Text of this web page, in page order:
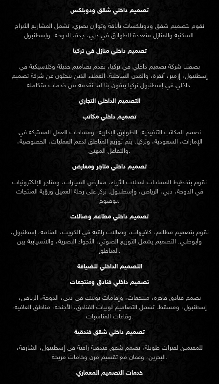
تصميم داخلي شقق ودوبلكس
نقوم بتصميم شقق ودوبلكسات بأناقة وتوازن بصري. تشمل المشاريع الأبراج
السكنية والمنازل متعددة الطوابق في دبي، جدة، الدوحة، وإسطنبول.
تصميم داخلي منازل في تركيا
بصفتنا شركة تصميم داخلي في تركيا، نقدم تصاميم حديثة وكلاسيكية في
إسطنبول، إزمير، أنقرة، والمدن الساحلية. العملاء الذين يبحثون عن شركة تصميم
داخلي في إسطنبولتركيا يثقون بنا لما نقدمه من خدمات متكاملة.
التصميم الداخلي التجاري
تصميم داخلي مكاتب
نصمم المكاتب التنفيذية، الطوابق الإدارية، ومساحات العمل المشتركة في
الإمارات، السعودية، وتركيا. يتم توزيع المناطق لدعم العمليات، الخصوصية،
والتفاعل المهني.
تصميم داخلي متاجر ومعارض
نقوم بتخطيط المساحات لمحلات الأزياء، معارض السيارات، ومتاجر الإلكترونيات
في الدوحة، دبي، الرياض، وإسطنبول. نركز على رحلة العميل ورؤية المنتجات
بوضوح.
تصميم داخلي مطاعم وصالات
نقوم بتصميم مطاعم، كافيهات، وصالات راقية في الكويت، المنامة، إسطنبول،
وأبوظبي. التصميم يشمل التوزيع الصوتي، الأجواء البصرية، والانسيابية بين
المناطق.
التصميم الداخلي للضيافة
تصميم داخلي فنادق ومنتجعات
نصمم فنادق فاخرة، منتجعات، وإقامات بوتيك في دبي، الدوحة، الرياض،
إسطنبول، ومسقط. تشمل التصاميم لوبيات الفنادق، الأجنحة، مناطق العافية،
وقاعات المناسبات.
تصميم داخلي شقق فندقية
للمقيمين لفترات طويلة، نصمم شقق فندقية راقية في إسطنبول، الشارقة،
البحرين، وعمان مع تقسيم مرن وخامات مريحة.
خدمات التصميم المعماري